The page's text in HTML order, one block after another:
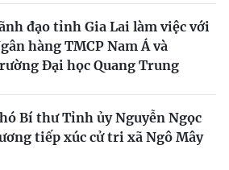
đạo tỉnh Gia Lai làm việc với
hàng TMCP Nam Á và
Đại học Quang Trung
Bí thư Tỉnh ủy Nguyễn Ngọc
tiếp xúc cử tri xã Ngô Mây